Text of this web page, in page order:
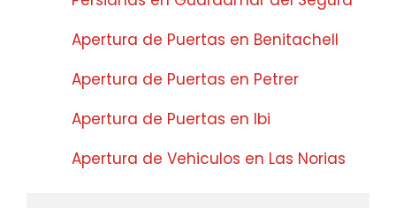
Apertura de Puertas en Benitachell
Apertura de Puertas en Petrer
Apertura de Puertas en Ibi
Apertura de Vehiculos en Las Norias